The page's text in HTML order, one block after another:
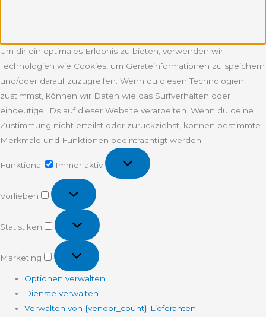
Um dir ein optimales Erlebnis zu bieten, verwenden wir
Technologien wie Cookies, um Geräteinformationen zu speichern
und/oder darauf zuzugreifen. Wenn du diesen Technologien
zustimmst, können wir Daten wie das Surfverhalten oder
eindeutige IDs auf dieser Website verarbeiten. Wenn du deine
Zustimmung nicht erteilst oder zurückziehst, können bestimmte
Merkmale und Funktionen beeinträchtigt werden.
Funktional
Immer aktiv
Vorlieben
Vorlieben
Statistiken
Statistiken
Marketing
Marketing
Optionen verwalten
Dienste verwalten
Verwalten von {vendor_count}-Lieferanten